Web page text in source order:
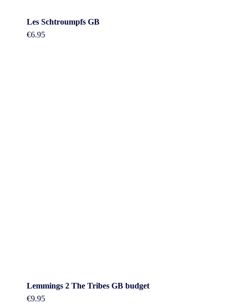
Les Schtroumpfs GB
€6.95
Lemmings 2 The Tribes GB budget
€9.95